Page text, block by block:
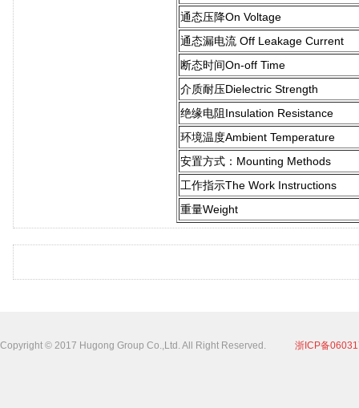
通态压降On Voltage
通态漏电流 Off Leakage Current
断态时间On-off Time
介质耐压Dielectric Strength
绝缘电阻Insulation Resistance
环境温度Ambient Temperature
安置方式：Mounting Methods
工作指示The Work Instructions
重量Weight
Copyright © 2017 Hugong Group Co.,Ltd. All Right Reserved. 浙ICP备